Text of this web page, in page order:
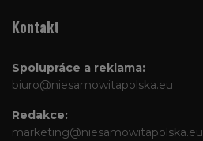
Kontakt
Spolupráce a reklama:
biuro@niesamowitapolska.eu
Redakce:
marketing@niesamowitapolska.eu